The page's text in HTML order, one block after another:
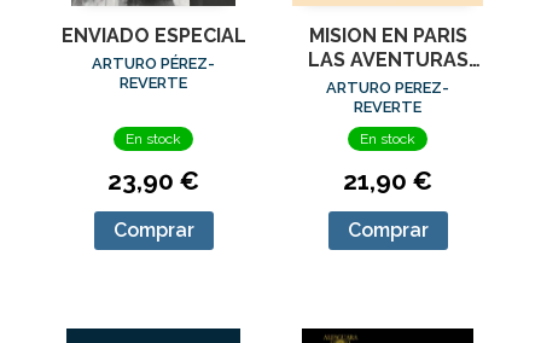
ENVIADO ESPECIAL
ARTURO PÉREZ-
REVERTE
En stock
23,90 €
Comprar
MISION EN PARIS
LAS AVENTURAS
DEL CAPITAN
ALATRISTE 8
ARTURO PEREZ-
REVERTE
En stock
21,90 €
Comprar